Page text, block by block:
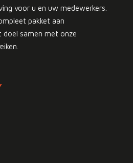
voor u en uw medewerkers.
pakket aan
doel samen met onze